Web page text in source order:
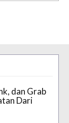
dan Grab
Dari